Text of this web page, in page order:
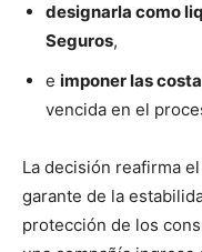
designarla como
Seguros,
e imponer las
vencida en el
La decisión reafirma
garante de la
protección de los